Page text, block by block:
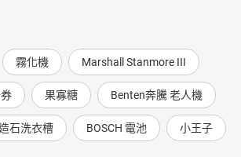
霧化機 Marshall Stanmore III
果寡糖 Benten奔騰 老人機
石洗衣槽 BOSCH 電池 小王子